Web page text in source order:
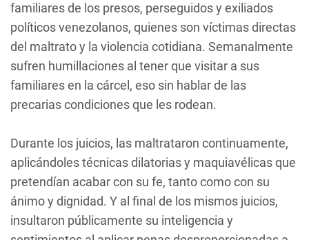
familiares de los presos, perseguidos y exiliados
políticos venezolanos, quienes son víctimas directas
del maltrato y la violencia cotidiana. Semanalmente
sufren humillaciones al tener que visitar a sus
familiares en la cárcel, eso sin hablar de las
precarias condiciones que les rodean.
Durante los juicios, las maltrataron continuamente,
aplicándoles técnicas dilatorias y maquiavélicas que
pretendían acabar con su fe, tanto como con su
ánimo y dignidad. Y al final de los mismos juicios,
insultaron públicamente su inteligencia y